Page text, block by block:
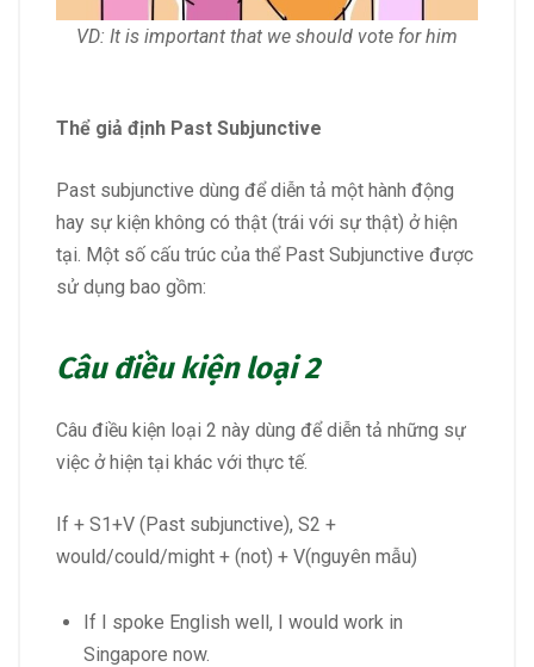
VD: It is important that we should vote for him
Thể giả định Past Subjunctive
Past subjunctive dùng để diễn tả một hành động
hay sự kiện không có thật (trái với sự thật) ở hiện
tại. Một số cấu trúc của thể Past Subjunctive được
sử dụng bao gồm:
Câu điều kiện loại 2
Câu điều kiện loại 2 này dùng để diễn tả những sự
việc ở hiện tại khác với thực tế.
If + S1+V (Past subjunctive), S2 +
would/could/might + (not) + V(nguyên mẫu)
If I spoke English well, I would work in
Singapore now.